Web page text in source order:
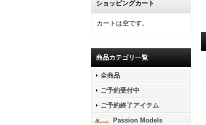
ショッピングカート
カートは空です。
商品カテゴリ一覧
全商品
ご予約受付中
ご予約終了アイテム
Passion Models